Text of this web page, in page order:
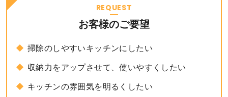
REQUEST
お客様のご要望
掃除のしやすいキッチンにしたい
収納力をアップさせて、使いやすくしたい
キッチンの雰囲気を明るくしたい